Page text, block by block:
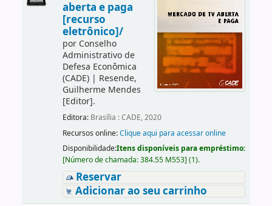
aberta e paga
[recurso
eletrônico]/
por Conselho
Administrativo de
Defesa Econômica
(CADE)| Resende,
Guilherme Mendes
[Editor].
Editora: Brasília : CADE, 2020
Recursos online:Clique aqui para acessar online
Disponibilidade:Itens disponíveis para empréstimo:
[Número de chamada:384.55 M553] (1).
Reservar
Adicionar ao seu carrinho